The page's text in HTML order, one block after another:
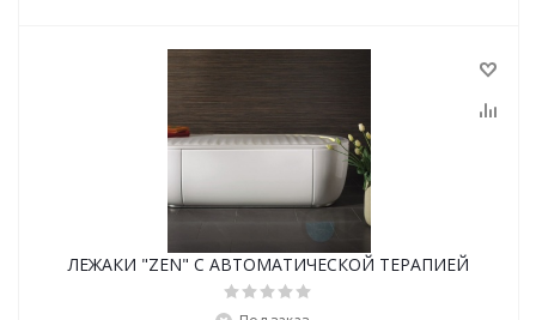
ЛЕЖАКИ "ZEN" С АВТОМАТИЧЕСКОЙ ТЕРАПИЕЙ